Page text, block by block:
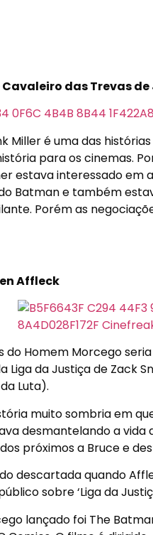
Cavaleiro das Trevas
Miller é uma das
para os cinemas.
estava interessado
Batman e também
Porém as
Affleck
do Homem Morcego
Liga da Justiça de Zack
Luta).
muito sombria em
desmantelando a vida
próximos a Bruce e
descartada quando
sobre ‘Liga da
lançado foi The